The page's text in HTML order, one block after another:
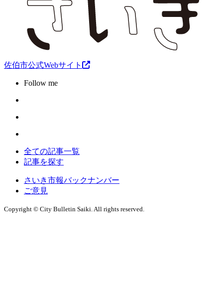
佐伯市公式Webサイト
Follow me
全ての記事一覧
記事を探す
さいき市報バックナンバー
ご意見
Copyright © City Bulletin Saiki. All rights reserved.